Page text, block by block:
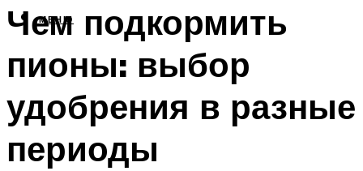
МЕНЮ
Чем подкормить
пионы: выбор
удобрения в разные
периоды